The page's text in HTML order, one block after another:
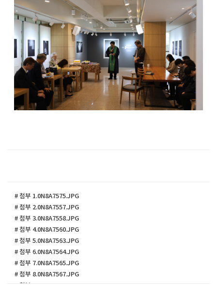
# 첨부 1.0N8A7575.JPG
# 첨부 2.0N8A7557.JPG
# 첨부 3.0N8A7558.JPG
# 첨부 4.0N8A7560.JPG
# 첨부 5.0N8A7563.JPG
# 첨부 6.0N8A7564.JPG
# 첨부 7.0N8A7565.JPG
# 첨부 8.0N8A7567.JPG
# 첨부 9.0N8A7569.JPG